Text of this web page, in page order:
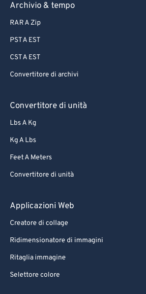
Archivio & tempo
RAR A Zip
PST A EST
CST A EST
Convertitore di archivi
Convertitore di unità
Lbs A Kg
Kg A Lbs
Feet A Meters
Convertitore di unità
Applicazioni Web
Creatore di collage
Ridimensionatore di immagini
Ritaglia immagine
Selettore colore